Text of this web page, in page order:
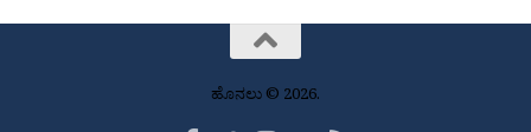
ಹೊನಲು © 2026.